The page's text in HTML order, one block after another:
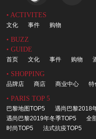
• ACTIVITES
文化 事件 购物
• BUZZ
• GUIDE
首页 文化 事件 购物
• SHOPPING
品牌店 商店 商业中心 特
• PARIS TOP 5
巴黎地图TOP5
遇尚巴黎2018
遇尚巴黎2019年冬季TOP5
全
时尚TOP5
法式抗疫TOP5